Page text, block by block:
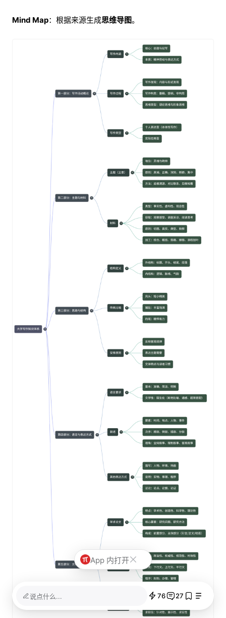
Mind Map：根据来源生成思维导图。
说点什么... 76 27
App 内打开